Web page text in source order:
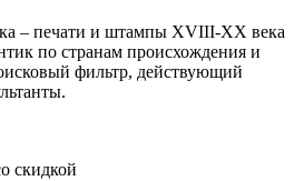
– печати и штампы XVIII-XX века
по странам происхождения и
фильтр, действующий
скидкой